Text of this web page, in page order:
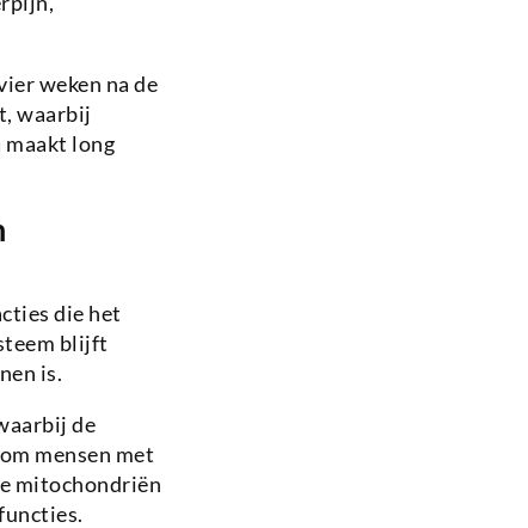
weken na de
waarbij
long
die het
blijft
is.
de
mensen met
mitochondriën